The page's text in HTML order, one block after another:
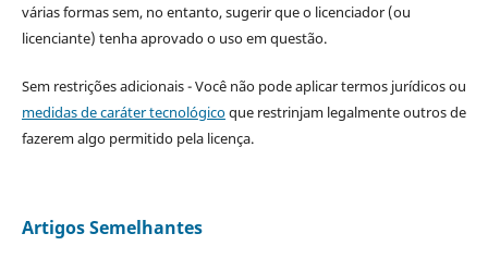
várias formas sem, no entanto, sugerir que o licenciador (ou
licenciante) tenha aprovado o uso em questão.
Sem restrições adicionais - Você não pode aplicar termos jurídicos ou
medidas de caráter tecnológicoque restrinjam legalmente outros de
fazerem algo permitido pela licença.
Artigos Semelhantes